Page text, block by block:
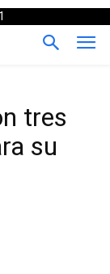
tres
su